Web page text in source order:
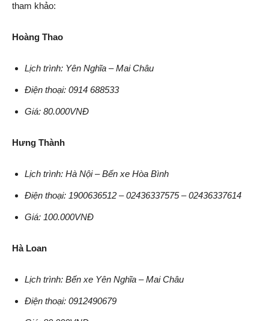
tham khảo:
Hoàng Thao
Lịch trình: Yên Nghĩa – Mai Châu
Điện thoại: 0914 688533
Giá: 80.000VNĐ
Hưng Thành
Lịch trình: Hà Nội – Bến xe Hòa Bình
Điện thoại: 1900636512 – 02436337575 – 02436337614
Giá: 100.000VNĐ
Hà Loan
Lịch trình: Bến xe Yên Nghĩa – Mai Châu
Điện thoại: 0912490679